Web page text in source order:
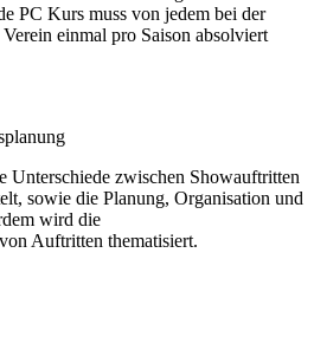
PC Kurs muss von jedem bei der
einmal pro Saison absolviert
Unterschiede zwischen Showauftritten
sowie die Planung, Organisation und
wird die
Auftritten thematisiert.